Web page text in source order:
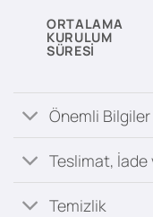
ORTALAMA
KURULUM
SÜRESI
Önemli Bilgiler
Teslimat, İade
Temizlik